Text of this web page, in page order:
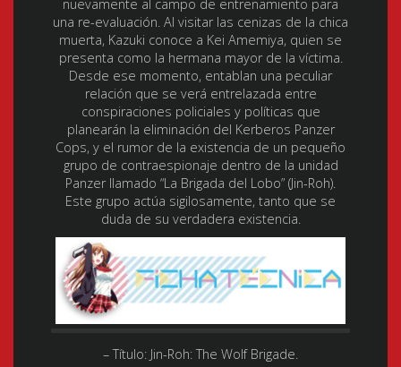
nuevamente al campo de entrenamiento para
una re-evaluación. Al visitar las cenizas de la chica
muerta, Kazuki conoce a Kei Amemiya, quien se
presenta como la hermana mayor de la víctima.
Desde ese momento, entablan una peculiar
relación que se verá entrelazada entre
conspiraciones policiales y políticas que
planearán la eliminación del Kerberos Panzer
Cops, y el rumor de la existencia de un pequeño
grupo de contraespionaje dentro de la unidad
Panzer llamado “La Brigada del Lobo” (Jin-Roh).
Este grupo actúa sigilosamente, tanto que se
duda de su verdadera existencia.
– Título: Jin-Roh: The Wolf Brigade.